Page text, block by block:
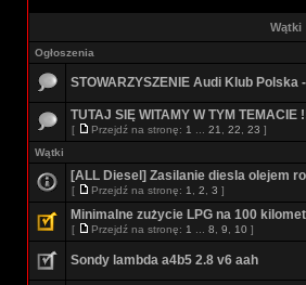
Wątki
Ogłoszenia
STOWARZYSZENIE Audi Klub Polska
TUTAJ SIĘ WITAMY W TYM TEMACIE
[ Przejdź na stronę: 1 21 22 23 ]
Wątki
[ALL Diesel] Zasilanie diesla olejem
[ Przejdź na stronę: 1 2 3 ]
Minimalne zużycie LPG na 100
[ Przejdź na stronę: 1 8 9 10 ]
Sondy lambda a4b5 2.8 v6 aah